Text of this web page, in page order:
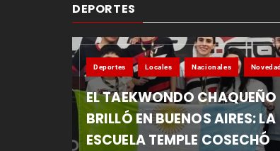
DEPORTES
Deportes Locales Nacionales
EL TAEKWONDO CHAQUEÑO
BRILLÓ EN BUENOS AIRES: LA
ESCUELA TEMPLE COSECHÓ